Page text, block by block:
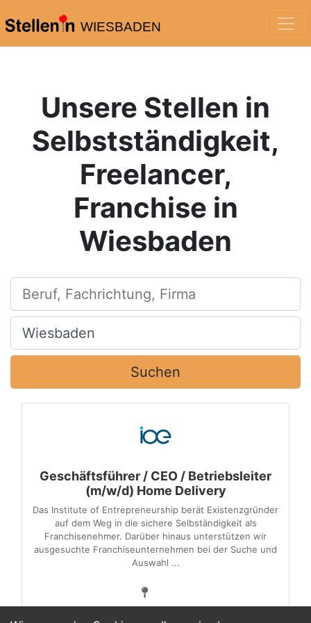
WIESBADEN
Unsere Stellen in
Selbstständigkeit,
Freelancer,
Franchise in
Wiesbaden
Beruf, Fachrichtung, Firma
Ort, Stadt
Suchen
Geschäftsführer / CEO / Betriebsleiter
(m/w/d) Home Delivery
Das Institute of Entrepreneurship berät Existenzgründer
auf dem Weg in die sichere Selbständigkeit als
Franchisenehmer. Darüber hinaus unterstützen wir
ausgesuchte Franchise­unternehmen bei der Suche und
Auswahl ...